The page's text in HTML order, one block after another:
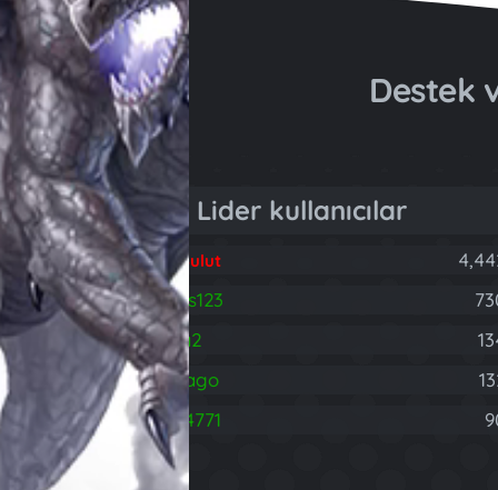
Lider kullanıcılar
Fatih Bulut
B brareis123
rodnia2
H hasdrago
4 403314771